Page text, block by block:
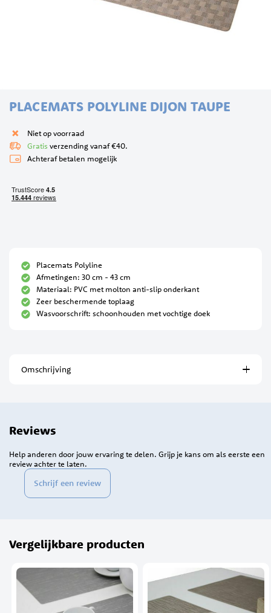
naar
begin
van
de
PLACEMATS POLYLINE DIJON TAUPE
Niet op voorraad
Gratis verzending vanaf €40.
Achteraf betalen mogelijk
Placemats Polyline
Afmetingen: 30 cm - 43 cm
Materiaal: PVC met molton anti-slip onderkant
Zeer beschermende toplaag
Wasvoorschrift: schoonhouden met vochtige doek
Omschrijving
Reviews
Schrijf een review
Help anderen door jouw ervaring te delen. Grijp je kans om als eerste een
review achter te laten.
Vergelijkbare producten